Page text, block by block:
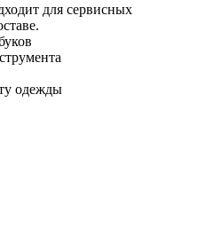
для сервисных
одежды